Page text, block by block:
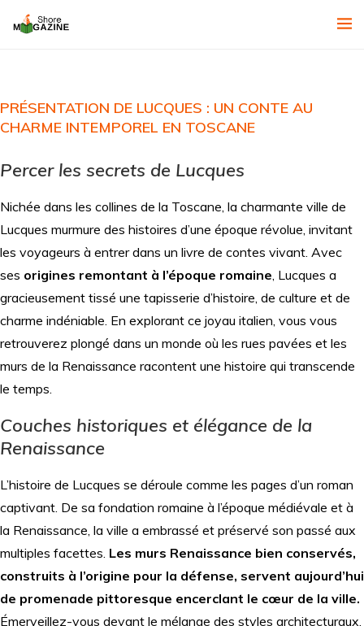
PRÉSENTATION DE LUCQUES : UN CONTE AU
CHARME INTEMPOREL EN TOSCANE
Percer les secrets de Lucques
Nichée dans les collines de la Toscane, la charmante ville de
Lucques murmure des histoires d’une époque révolue, invitant
les voyageurs à entrer dans un livre de contes vivant. Avec
ses origines remontant à l’époque romaine , Lucques a
gracieusement tissé une tapisserie d’histoire, de culture et de
charme indéniable. En explorant ce joyau italien, vous vous
retrouverez plongé dans un monde où les rues pavées et les
murs de la Renaissance racontent une histoire qui transcende
le temps.
Couches historiques et élégance de la
Renaissance
L’histoire de Lucques se déroule comme les pages d’un roman
captivant. De sa fondation romaine à l’époque médiévale et à
la Renaissance, la ville a embrassé et préservé son passé aux
multiples facettes. Les murs Renaissance bien conservés,
construits à l’origine pour la défense, servent aujourd’hui
de promenade pittoresque encerclant le cœur de la ville.
Émerveillez-vous devant le mélange des styles architecturaux,